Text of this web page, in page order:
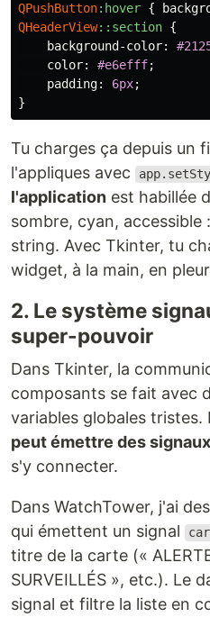
QPushButton:hover {
QHeaderView::section {
background-color:
color: #e6efff;
padding: 6px;
}
Tu charges ça depuis un
l'appliques avec
l'application est habillée
sombre, cyan,
string. Avec Tkinter, tu
widget, à la main, en
2. Le système
super-pouvoir
Dans Tkinter, la
composants se fait avec
variables globales tristes.
peut émettre des signaux
s'y connecter.
Dans WatchTower, j'ai
qui émettent un signal
titre de la carte («
SURVEILLÉS », etc.). Le
signal et filtre la liste en